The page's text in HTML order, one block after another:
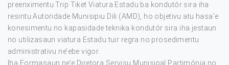
preenximentu Trip Tiket Viatura Estadu ba kondutór sira iha
resintu Autoridade Munisipiu Dili (AMD), ho objetivu atu hasa’e
konesimentu no kapasidade teknika kondutór sira iha jestaun
no utilizasaun viatura Estadu tuir regra no prosedimentu
administrativu ne’ebe vigor.
Iha Formasaun ne’e Diretora Servisu Munisipal Partimónia no